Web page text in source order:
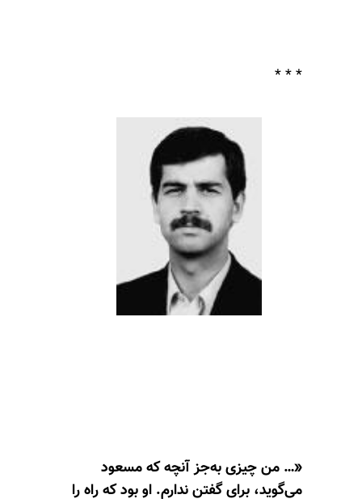
* * *
«… من چیزی به‌جز آنچه که مسعود
می‌گوید، برای گفتن ندارم. او بود که راه را